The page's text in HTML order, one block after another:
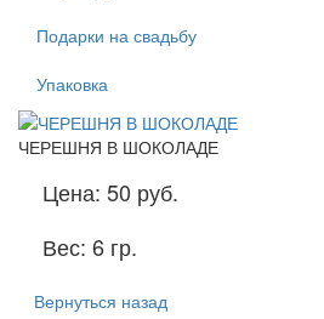
Подарки на свадьбу
Упаковка
ЧЕРЕШНЯ В ШОКОЛАДЕ
Цена: 50 руб.
Вес: 6 гр.
Вернуться назад